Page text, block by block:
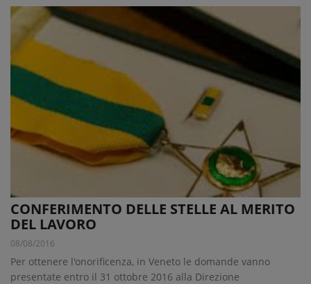
CONFERIMENTO DELLE STELLE AL MERITO
DEL LAVORO
08/08/2016
Per ottenere l'onorificenza, in Veneto le domande vanno
presentate entro il 31 ottobre 2016 alla Direzione